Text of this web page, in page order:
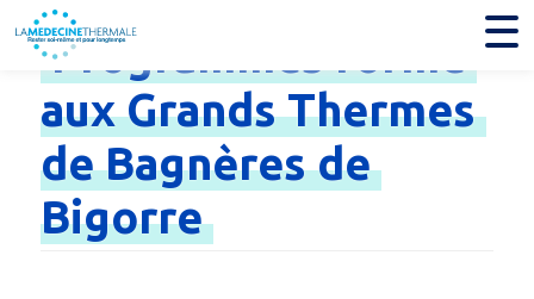
Programmes
auxGrandsThermes
deBagnèresde
Bigorre